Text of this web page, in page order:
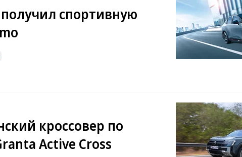
спортивную
кроссовер по
Active Cross